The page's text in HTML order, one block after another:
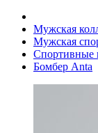
Мужская
Мужская
Спортивные
Бомбер Anta